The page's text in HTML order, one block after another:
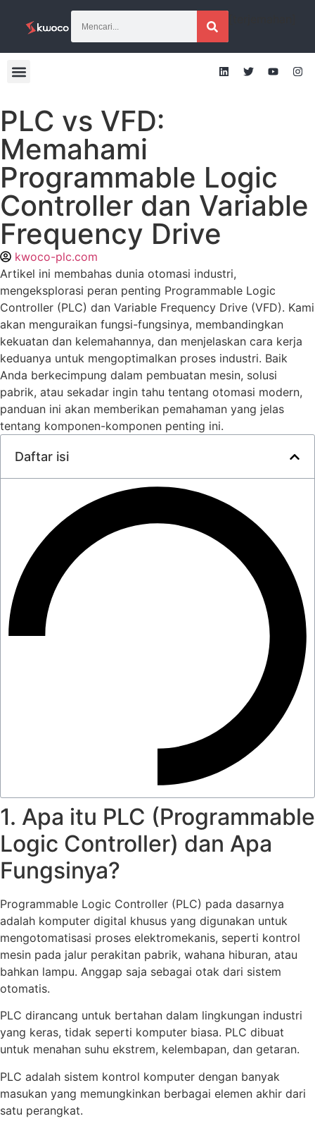
PLC vs VFD:
Memahami
Programmable Logic
Controller dan Variable
Frequency Drive
kwoco-plc.com
Artikel ini membahas dunia otomasi industri,
mengeksplorasi peran penting Programmable Logic
Controller (PLC) dan Variable Frequency Drive (VFD). Kami
akan menguraikan fungsi-fungsinya, membandingkan
kekuatan dan kelemahannya, dan menjelaskan cara kerja
keduanya untuk mengoptimalkan proses industri. Baik
Anda berkecimpung dalam pembuatan mesin, solusi
pabrik, atau sekadar ingin tahu tentang otomasi modern,
panduan ini akan memberikan pemahaman yang jelas
tentang komponen-komponen penting ini.
Daftar isi
1. Apa itu PLC (Programmable
Logic Controller) dan Apa
Fungsinya?
Programmable Logic Controller (PLC) pada dasarnya
adalah komputer digital khusus yang digunakan untuk
mengotomatisasi proses elektromekanis, seperti kontrol
mesin pada jalur perakitan pabrik, wahana hiburan, atau
bahkan lampu. Anggap saja sebagai otak dari sistem
otomatis.
PLC dirancang untuk bertahan dalam lingkungan industri
yang keras, tidak seperti komputer biasa. PLC dibuat
untuk menahan suhu ekstrem, kelembapan, dan getaran.
PLC adalah sistem kontrol komputer dengan banyak
masukan yang memungkinkan berbagai elemen akhir dari
satu perangkat.